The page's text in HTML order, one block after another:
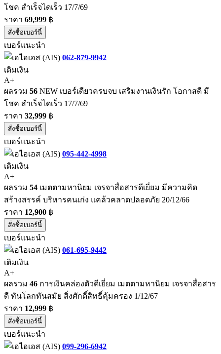
โชค สำเร็จไดเร็ว 17/7/69
ราคา 69,999 ฿
สั่งซื้อเบอร์นี้
เบอร์แนะนำ
062-879-9942
เติมเงิน
A+
ผลรวม 56 NEW เบอร์เดียวครบจบ เสริมงานเงินรัก โอกาสดี มี
โชค สำเร็จไดเร็ว 17/7/69
ราคา 32,999 ฿
สั่งซื้อเบอร์นี้
เบอร์แนะนำ
095-442-4998
เติมเงิน
A+
ผลรวม 54 เมตตามหานิยม เจรจาสื่อสารดีเยี่ยม มีความคิด
สร้างสรรค์ บริหารคนเก่ง แคล้วคลาดปลอดภัย 20/12/66
ราคา 12,900 ฿
สั่งซื้อเบอร์นี้
เบอร์แนะนำ
061-695-9442
เติมเงิน
A+
ผลรวม 46 การเงินคล่องตัวดีเยี่ยม เมตตามหานิยม เจรจาสื่อสาร
ดี ทันโลกทันสมัย สิ่งศักดิ์สิทธิ์คุ้มครอง 1/12/67
ราคา 12,999 ฿
สั่งซื้อเบอร์นี้
เบอร์แนะนำ
099-296-6942